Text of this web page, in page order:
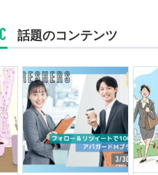
話題のコンテンツ